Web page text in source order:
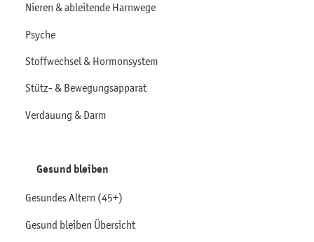
Nieren & ableitende Harnwege
Psyche
Stoffwechsel & Hormonsystem
Stütz- & Bewegungsapparat
Verdauung & Darm
Gesund bleiben
Gesundes Altern (45+)
Gesund bleiben Übersicht